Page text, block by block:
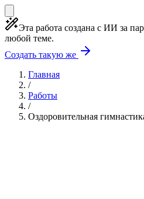
Эта работа создана с ИИ за
любой теме.
Создать такую же
Главная
/
Работы
/
Оздоровительная